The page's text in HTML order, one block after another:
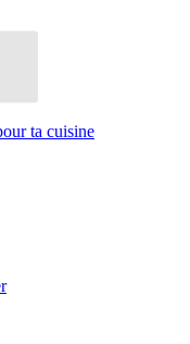
ta cuisine